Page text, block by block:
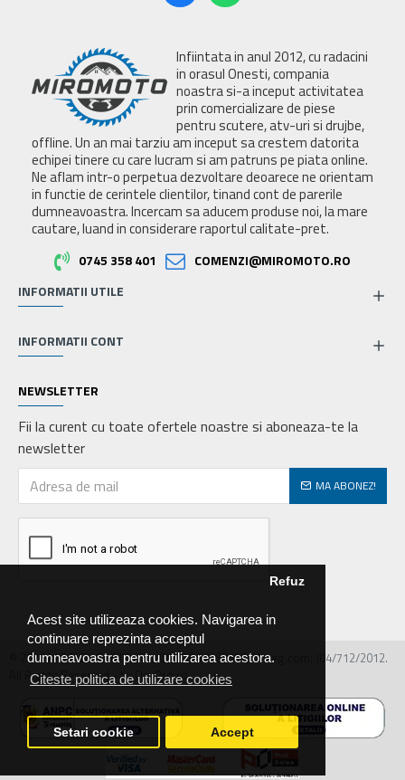
Acest site utilizeaza cookies. Navigarea in
continuare reprezinta acceptul
dumneavoastra pentru utilizarea acestora.
Citeste politica de utilizare cookies
Refuz
Setari cookie Accept
Infiintata in anul 2012, cu radacini
in orasul Onesti, compania
noastra si-a inceput activitatea
prin comercializare de piese
pentru scutere, atv-uri si drujbe,
offline. Un an mai tarziu am inceput sa crestem datorita
echipei tinere cu care lucram si am patruns pe piata online.
Ne aflam intr-o perpetua dezvoltare deoarece ne orientam
in functie de cerintele clientilor, tinand cont de parerile
dumneavoastra. Incercam sa aducem produse noi, la mare
cautare, luand in considerare raportul calitate-pret.
0745 358 401
COMENZI@MIROMOTO.RO
INFORMATII UTILE
INFORMATII CONT
NEWSLETTER
Fii la curent cu toate ofertele noastre si aboneaza-te la
newsletter
MA ABONEZ!
© 2026 MIRALEX PARTS SRL, CIF: RO30468586, Nr.reg.com: J04/712/2012.
All Rights Reserved - by DevPro.ro